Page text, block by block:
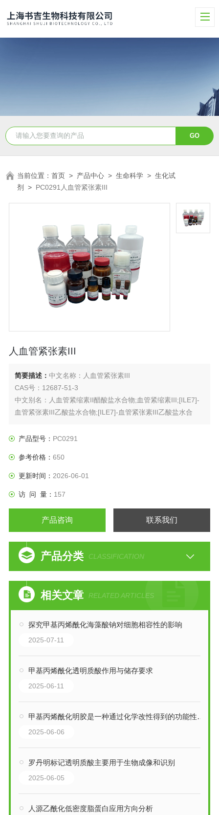
当前位置：首页 > 产品中心 >生命科学 >生化试
剂 > PC0291人血管紧张素III
人血管紧张素III
简要描述： 中文名称：人血管紧张素III
CAS号：12687-51-3
中文别名：人血管紧缩素II醋酸盐水合物;血管紧缩素III;[ILE7]-
血管紧张素III乙酸盐水合物;[ILE7]-血管紧张素III乙酸盐水合
化合物T10322;血管紧缩素III/血管紧张素III;血管紧张素IIITFA
产品型号： PC0291
参考价格： 650
更新时间： 2026-06-01
访 问 量： 157
产品咨询 联系我们
产品分类 CLASSIFICATION
相关文章 RELATED ARTICLES
探究甲基丙烯酰化海藻酸钠对细胞相容性的影响
2025-07-11
甲基丙烯酰化透明质酸作用与储存要求
2025-06-11
甲基丙烯酰化明胶是一种通过化学改性得到的功能性生物材料
2025-06-06
罗丹明标记透明质酸主要用于生物成像和识别
2025-06-05
人源乙酰化低密度脂蛋白应用方向分析